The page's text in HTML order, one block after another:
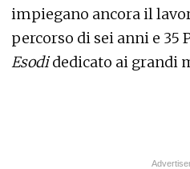
impiegano ancora il
percorso di sei anni e 35
Esodidedicato ai grandi